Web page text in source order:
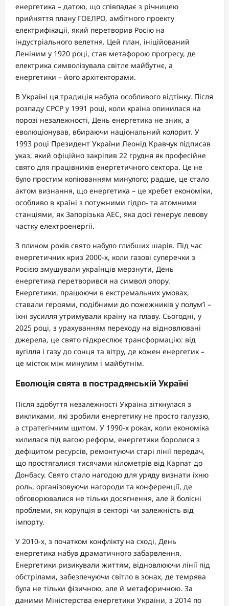
енергетика – датою, що співпадає з річницею
прийняття плану ГОЕЛРО, амбітного проекту
електрифікації, який перетворив Росію на
індустріального велетня. Цей план, ініційований
Леніним у 1920 році, став метафорою прогресу, де
електрика символізувала світле майбутнє, а
енергетики – його архітекторами.
В Україні ця традиція набула особливого відтінку. Після
розпаду СРСР у 1991 році, коли країна опинилася на
порозі незалежності, День енергетика не зник, а
еволюціонував, вбираючи національний колорит. У
1993 році Президент України Леонід Кравчук підписав
указ, який офіційно закріпив 22 грудня як професійне
свято для працівників енергетичного сектора. Це не
було простим копіюванням минулого; радше, це стало
актом визнання, що енергетика – це хребет економіки,
особливо в країні з потужними гідро- та атомними
станціями, як Запорізька АЕС, яка досі генерує левову
частку електроенергії.
З плином років свято набуло глибших шарів. Під час
енергетичних криз 2000-х, коли газові суперечки з
Росією змушували українців мерзнути, День
енергетика перетворився на символ опору.
Енергетики, працюючи в екстремальних умовах,
ставали героями, подібними до пожежників у полум’ї –
їхні зусилля утримували країну на плаву. Сьогодні, у
2025 році, з урахуванням переходу на відновлювані
джерела, це свято підкреслює трансформацію: від
вугілля і газу до сонця та вітру, де кожен енергетик –
це місток між минулим і майбутнім.
Еволюція свята в пострадянській Україні
Після здобуття незалежності Україна зіткнулася з
викликами, які зробили енергетику не просто галуззю,
а стратегічним щитом. У 1990-х роках, коли економіка
хилилася під вагою реформ, енергетики боролися з
дефіцитом ресурсів, ремонтуючи старі лінії передач,
що простягалися тисячами кілометрів від Карпат до
Донбасу. Свято стало нагодою для уряду визнати їхню
роль, організовуючи нагороди та конференції, де
обговорювалися не тільки досягнення, але й болісні
проблеми, як корупція в секторі чи залежність від
імпорту.
У 2010-х, з початком конфлікту на сході, День
енергетика набув драматичного забарвлення.
Енергетики ризикували життям, відновлюючи лінії під
обстрілами, забезпечуючи світло в зонах, де темрява
була не тільки фізичною, але й метафоричною. За
даними Міністерства енергетики України, з 2014 по